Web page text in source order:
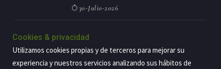
30-Julio-2026
BBVA acelera el crecimiento de su
negocio agro con un modelo global
de especialización presente en siete
Cookies & privacidad
Utilizamos cookies propias y de terceros para mejorar su
experiencia y nuestros servicios analizando sus hábitos de